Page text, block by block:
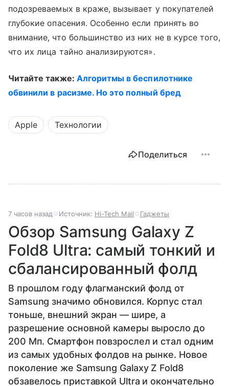
подозреваемых в краже, вызывает у покупателей
глубокие опасения. Особенно если принять во
внимание, что большинство из них не в курсе того,
что их лица тайно анализируются».
Читайте также: Алгоритмы в беспилотнике
обвинили в расизме. Но это полный бред
Apple Технологии
Поделиться
7 часов назад Источник: Hi-Tech Mail Гаджеты
Обзор Samsung Galaxy Z
Fold8 Ultra: самый тонкий и
сбалансированный фолд
В прошлом году флагманский фолд от
Samsung значимо обновился. Корпус стал
тоньше, внешний экран — шире, а
разрешение основной камеры выросло до
200 Мп. Смартфон повзрослел и стал одним
из самых удобных фолдов на рынке. Новое
поколение же Samsung Galaxy Z Fold8
обзавелось приставкой Ultra и окончательно